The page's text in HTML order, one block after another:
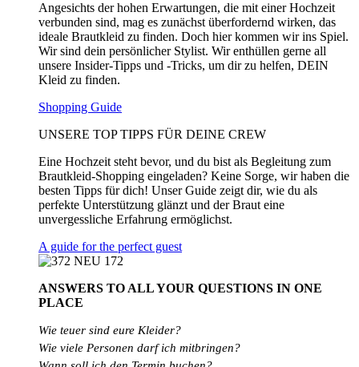
Angesichts der hohen Erwartungen, die mit einer Hochzeit
verbunden sind, mag es zunächst überfordernd wirken, das
ideale Brautkleid zu finden. Doch hier kommen wir ins Spiel.
Wir sind dein persönlicher Stylist. Wir enthüllen gerne all
unsere Insider-Tipps und -Tricks, um dir zu helfen, DEIN
Kleid zu finden.
Shopping Guide
UNSERE TOP TIPPS FÜR DEINE CREW
Eine Hochzeit steht bevor, und du bist als Begleitung zum
Brautkleid-Shopping eingeladen? Keine Sorge, wir haben die
besten Tipps für dich! Unser Guide zeigt dir, wie du als
perfekte Unterstützung glänzt und der Braut eine
unvergessliche Erfahrung ermöglichst.
A guide for the perfect guest
ANSWERS TO ALLYOUR QUESTIONS IN ONE
PLACE
Wie teuer sind eure Kleider?
Wie viele Personen darf ich mitbringen?